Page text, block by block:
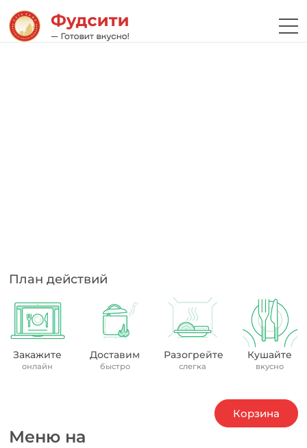
План действий
Закажите
онлайн
Доставим
быстро
Разогрейте
слегка
Кушайте
вкусно
Меню на
Корзина